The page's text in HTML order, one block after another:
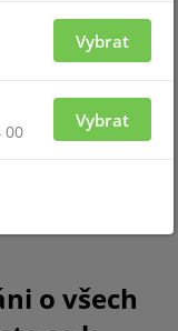
o všech
Vybrat
00
Vybrat